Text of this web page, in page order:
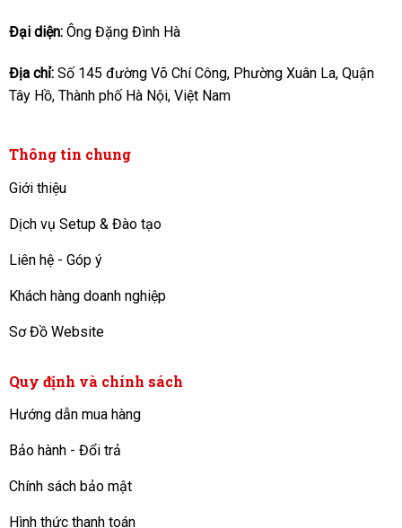
Đại diện: Ông Đặng Đình Hà
Địa chỉ: Số 145 đường Võ Chí Công, Phường Xuân La, Quận
Tây Hồ, Thành phố Hà Nội, Việt Nam
Thông tin chung
Giới thiệu
Dịch vụ Setup & Đào tạo
Liên hệ - Góp ý
Khách hàng doanh nghiệp
Sơ Đồ Website
Quy định và chính sách
Hướng dẫn mua hàng
Bảo hành - Đổi trả
Chính sách bảo mật
Hình thức thanh toán